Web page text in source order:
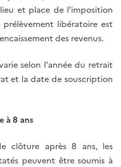
et place de l’imposition
prélèvement libératoire est
des revenus.
selon l'année du retrait
et la date de souscription
à 8 ans
clôture après 8 ans, les
peuvent être soumis à